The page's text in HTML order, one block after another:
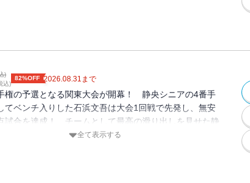
)
込)
82%OFF 2026.08.31 まで
権の予選となる関東大会が開幕！ 静央シニアの4番手
てベンチ入りした石浜文吾は大会1回戦で先発し、無安
試合を達成！ チームとして最高の滑り出しを見せた静
だったが、前回大会、敗れた因縁の相手である上本牧シ
全て表示する